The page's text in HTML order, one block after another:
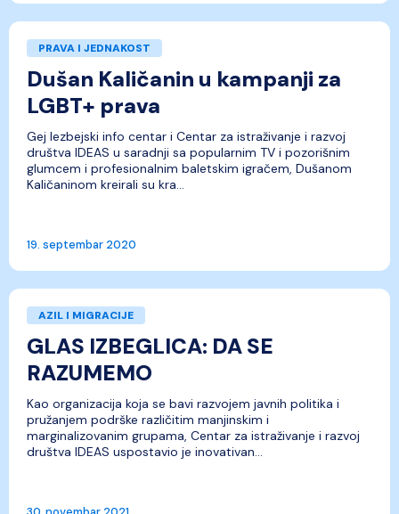
PRAVA I JEDNAKOST
Dušan Kaličanin u kampanji za
LGBT+ prava
Gej lezbejski info centar i Centar za istraživanje i razvoj
društva IDEAS u saradnji sa popularnim TV i pozorišnim
glumcem i profesionalnim baletskim igračem, Dušanom
Kaličaninom kreirali su kra...
19. septembar 2020
AZIL I MIGRACIJE
GLAS IZBEGLICA: DA SE
RAZUMEMO
Kao organizacija koja se bavi razvojem javnih politika i
pružanjem podrške različitim manjinskim i
marginalizovanim grupama, Centar za istraživanje i razvoj
društva IDEAS uspostavio je inovativan...